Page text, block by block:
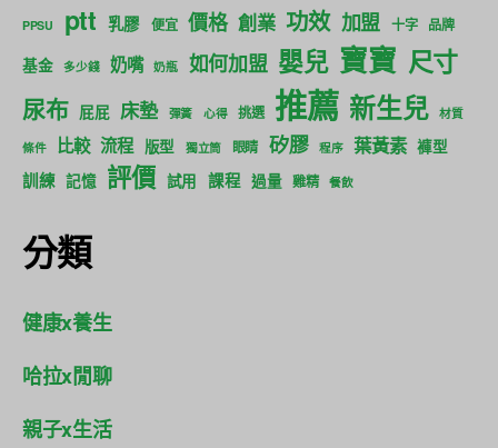
PPSU ptt 乳膠 便宜 價格 創業 功效 加盟 十字 品牌
基金 多少錢 奶嘴 奶瓶 如何加盟 嬰兒 寶寶 尺寸
尿布 屁屁 床墊 彈簧 心得 挑選 推薦 新生兒 材質
條件 比較 流程 版型 獨立筒 眼睛 矽膠 程序 葉黃素 褲型
訓練 記憶 評價 試用 課程 過量 雞精 餐飲
分類
健康x養生
哈拉x閒聊
親子x生活